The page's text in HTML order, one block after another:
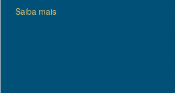
Saiba mais